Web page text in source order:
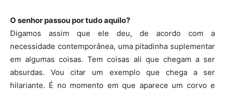
O senhor passou por tudo aquilo?
Digamos assim que ele deu, de acordo com a
necessidade contemporânea, uma pitadinha suplementar
em algumas coisas. Tem coisas ali que chegam a ser
absurdas. Vou citar um exemplo que chega a ser
hilariante. É no momento em que aparece um corvo e